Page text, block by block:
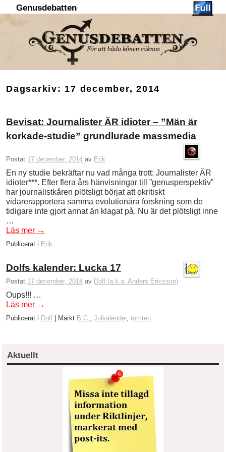
Genusdebatten
Dagsarkiv: 17 december, 2014
Bevisat: Journalister ÄR idioter – ”Män är
korkade-studie” grundlurade massmedia
Postat 17 december, 2014 av Erik
En ny studie bekräftar nu vad många trott: Journalister ÄR
idioter***. Efter flera års hänvisningar till ”genusperspektiv”
har journalistkåren plötsligt börjat att okritiskt
vidarerapportera samma evolutionära forskning som de
tidigare inte gjort annat än klagat på. Nu är det plötsligt inne
…
Läs mer →
Publicerat i Erik
Dolfs kalender: Lucka 17
Postat 17 december, 2014 av Dolf (a.k.a. Anders Ericsson)
Oups!!! …
Läs mer →
Publicerat i Dolf Märkt B.C., Julkalender, tomten
Aktuellt